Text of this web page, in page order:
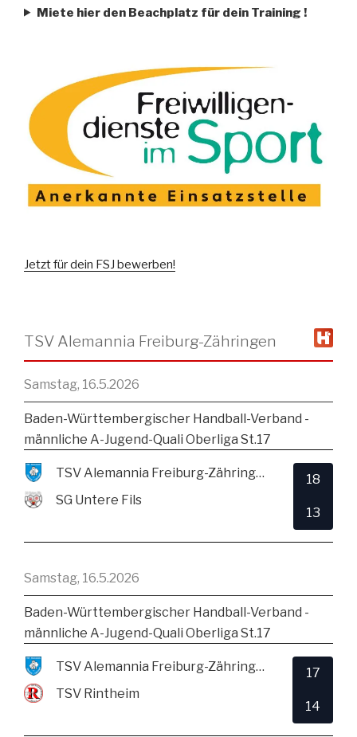
Miete hier den Beachplatz für dein Training !
Jetzt für dein FSJ bewerben!
TSV Alemannia Freiburg-Zähringen
Samstag, 16.5.2026
Baden-Württembergischer Handball-Verband -
männliche A-Jugend-Quali Oberliga St.17
TSV Alemannia Freiburg-Zähringen
SG Untere Fils
18
13
Samstag, 16.5.2026
Baden-Württembergischer Handball-Verband -
männliche A-Jugend-Quali Oberliga St.17
TSV Alemannia Freiburg-Zähringen
TSV Rintheim
17
14